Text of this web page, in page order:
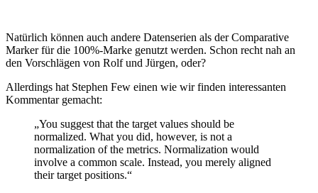
Natürlich können auch andere Datenserien als der Comparative
Marker für die 100%-Marke genutzt werden. Schon recht nah an
den Vorschlägen von Rolf und Jürgen, oder?
Allerdings hat Stephen Few einen wie wir finden interessanten
Kommentar gemacht:
„You suggest that the target values should be
normalized. What you did, however, is not a
normalization of the metrics. Normalization would
involve a common scale. Instead, you merely aligned
their target positions.“